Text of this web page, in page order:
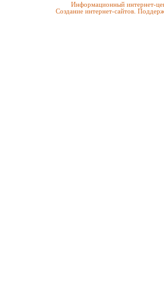
Информационный интернет-
Создание интернет-сайтов.